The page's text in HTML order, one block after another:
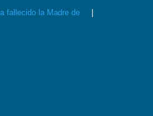
fallecido la Madre de